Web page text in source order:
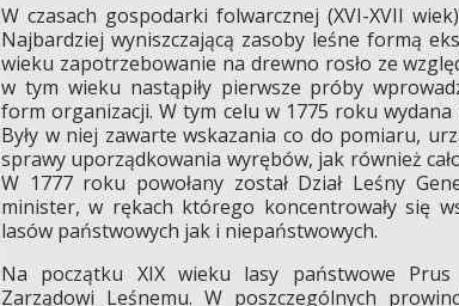
W czasach gospodarki folwarcznej (XVI-XVII
Najbardziej wyniszczającą zasoby leśne formą
wieku zapotrzebowanie na drewno rosło ze
w tym wieku nastąpiły pierwsze próby
form organizacji. W tym celu w 1775 roku wydana
Były w niej zawarte wskazania co do pomiaru,
sprawy uporządkowania wyrębów, jak również
W 1777 roku powołany został Dział Leśny
minister, w rękach którego koncentrowały się
lasów państwowych jak i niepaństwowych.
Na początku XIX wieku lasy państwowe Prus
Zarządowi Leśnemu. W poszczególnych